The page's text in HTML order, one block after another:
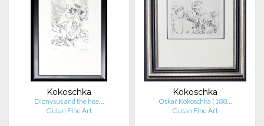
Kokoschka
Dionysus and the hea…
Gutan Fine Art
Kokoschka
Oskar Kokoschka (188…
Gutan Fine Art